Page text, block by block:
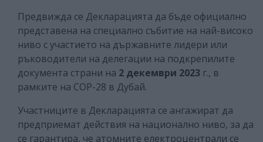
Предвижда се Декларацията да бъде официално
представена на специално събитие на най-високо
ниво с участието на държавните лидери или
ръководители на делегации на подкрепилите
документа страни на 2 декември 2023 г., в
рамките на СОР-28 в Дубай.
Участниците в Декларацията се ангажират да
предприемат действия на национално ниво, за да
се гарантира, че атомните електроцентрали се